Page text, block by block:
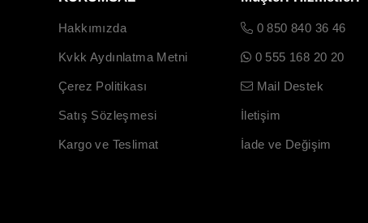
Hakkımızda
Kvkk Aydınlatma Metni
Çerez Politikası
Satış Sözleşmesi
Kargo ve Teslimat
0 850 840 36 46
0 555 168 20 20
Mail Destek
İletişim
İade ve Değişim